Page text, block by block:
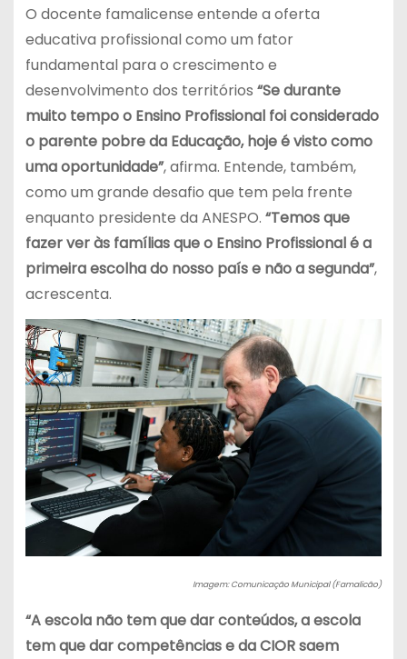
O docente famalicense entende a oferta
educativa profissional como um fator
fundamental para o crescimento e
desenvolvimento dos territórios “Se durante
muito tempo o Ensino Profissional foi considerado
o parente pobre da Educação, hoje é visto como
uma oportunidade”, afirma. Entende, também,
como um grande desafio que tem pela frente
enquanto presidente da ANESPO. “Temos que
fazer ver às famílias que o Ensino Profissional é a
primeira escolha do nosso país e não a segunda”,
acrescenta.
Imagem: Comunicação Municipal (Famalicão)
“A escola não tem que dar conteúdos, a escola
tem que dar competências e da CIOR saem